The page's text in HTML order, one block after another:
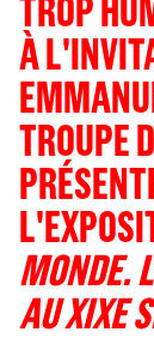
TROP
À
TROUPE
MONDE.
AU XIXE